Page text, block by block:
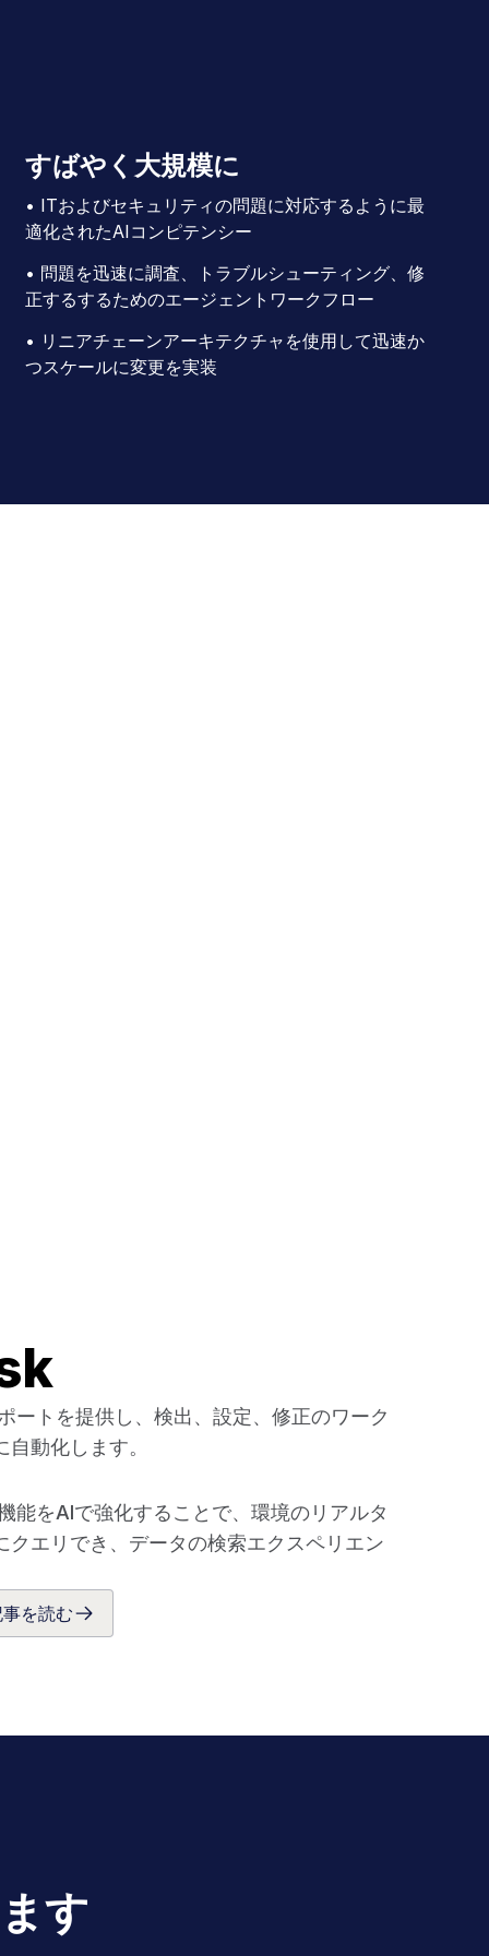
すばやく大規模に
• ITおよびセキュリティの問題に対応するように最
適化されたAIコンピテンシー
• 問題を迅速に調査、トラブルシューティング、修
正するするためのエージェントワークフロー
• リニアチェーンアーキテクチャを使用して迅速か
つスケールに変更を実装
ートを提供し、検出、設定、修正のワーク
動化します。
能をAIで強化することで、環境のリアルタ
クエリでき、データの検索エクスペリエン
を読む
す